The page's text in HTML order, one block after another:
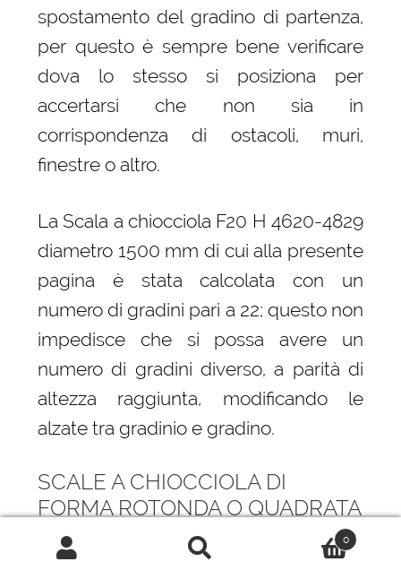
spostamento del gradino di partenza,
per questo è sempre bene verificare
dova lo stesso si posiziona per
accertarsi che non sia in
corrispondenza di ostacoli, muri,
finestre o altro.
La Scala a chiocciola F20 H 4620-4829
diametro 1500 mm di cui alla presente
pagina è stata calcolata con un
numero di gradini pari a 22; questo non
impedisce che si possa avere un
numero di gradini diverso, a parità di
altezza raggiunta, modificando le
alzate tra gradinio e gradino.
SCALE A CHIOCCIOLA DI
FORMA ROTONDA O QUADRATA
La principale differenza, da cui
0